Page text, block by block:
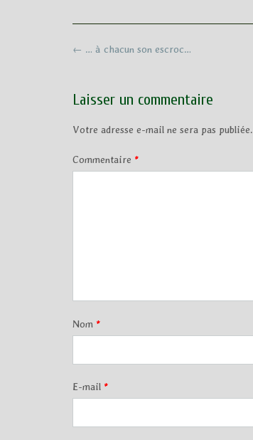
Post
← … à chacun son escroc…
Laisser un commentaire
Votre adresse e-mail ne sera pas publiée.
Commentaire *
Nom *
E-mail *